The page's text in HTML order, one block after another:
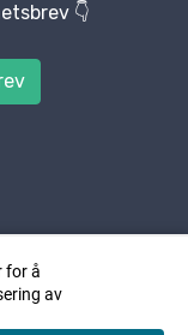
for å
av
👇